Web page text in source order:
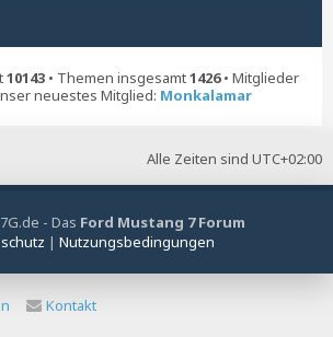
10143 • Themen insgesamt1426• Mitglieder
neuestes Mitglied: Monkalamar
Alle Zeiten sind UTC+02:00
- Das Ford Mustang 7 Forum
| Nutzungsbedingungen
Kontakt